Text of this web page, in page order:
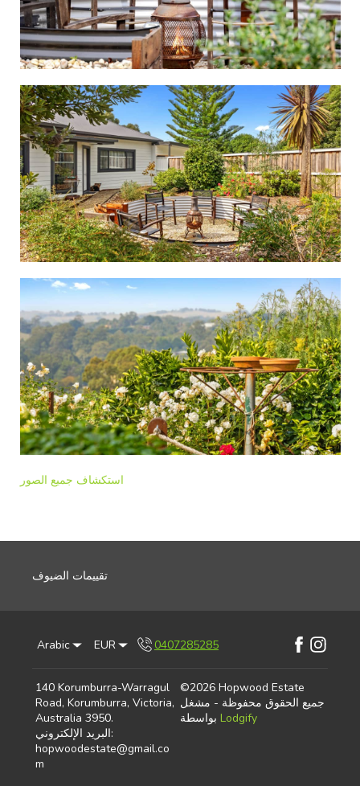
استكشاف جميع الصور
تقييمات الضيوف
Arabic EUR
0407285285
140 Korumburra-Warragul
Road, Korumburra, Victoria,
Australia 3950.
البريد الإلكتروني:
hopwoodestate@gmail.co
m
©2026 Hopwood Estate
جميع الحقوق محفوظة - مشغل
بواسطة Lodgify